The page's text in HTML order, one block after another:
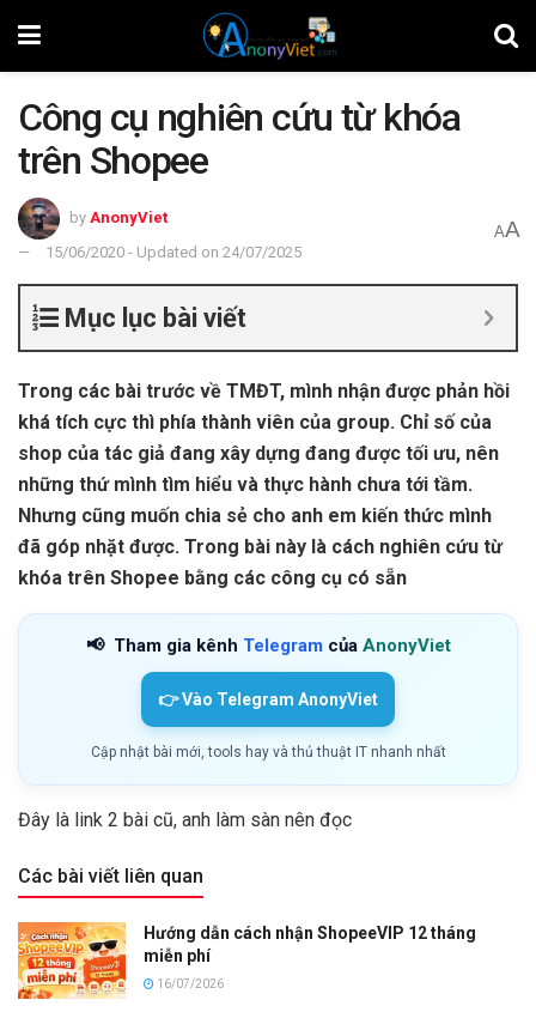
Công cụ nghiên cứu từ khóa
trên Shopee
by AnonyViet
15/06/2020 - Updated on 24/07/2025
AA
Mục lục bài viết
Trong các bài trước về TMĐT, mình nhận được phản hồi
khá tích cực thì phía thành viên của group. Chỉ số của
shop của tác giả đang xây dựng đang được tối ưu, nên
những thứ mình tìm hiểu và thực hành chưa tới tầm.
Nhưng cũng muốn chia sẻ cho anh em kiến thức mình
đã góp nhặt được. Trong bài này là cách nghiên cứu từ
khóa trên Shopee bằng các công cụ có sẵn
📢 Tham gia kênh Telegram của AnonyViet
👉 Vào Telegram AnonyViet
Cập nhật bài mới, tools hay và thủ thuật IT nhanh nhất
Đây là link 2 bài cũ, anh làm sàn nên đọc
Các bài viết liên quan
Hướng dẫn cách nhận ShopeeVIP 12 tháng
miễn phí
16/07/2026